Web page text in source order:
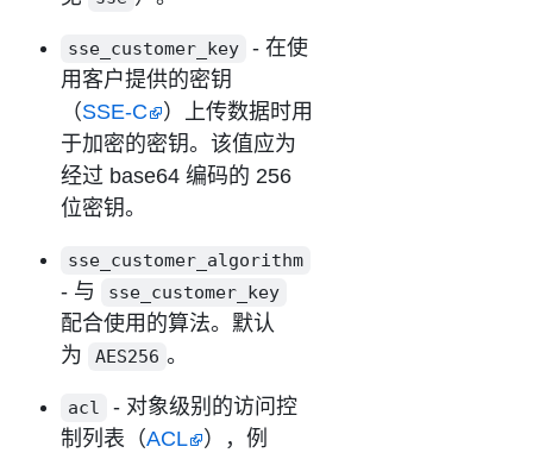
sse_customer_key
- 在使
用客户提供的密钥
（SSE-C
）上传数据时用
于加密的密钥。该值应为
经过 base64 编码的 256
位密钥。
sse_customer_algorithm
- 与 sse_customer_key
配合使用的算法。默认
为
AES256 。
acl
- 对象级别的访问控
制列表（ACL
），例